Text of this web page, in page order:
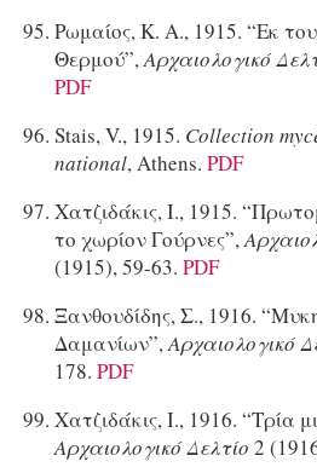
Ρωμαίος, Κ. Α., 1915. “Εκ
Θερμού”,Αρχαιολογικό
PDF
Stais, V., 1915. Collection
national, Athens. PDF
Χατζιδάκις, Ι., 1915.
το χωρίον Γούρνες”,
(1915), 59-63. PDF
Ξανθουδίδης, Σ., 1916.
Δαμανίων”,Αρχαιολογικό
178. PDF
Χατζιδάκις, Ι., 1916. “Τρία
Αρχαιολογικό Δελτίο 2